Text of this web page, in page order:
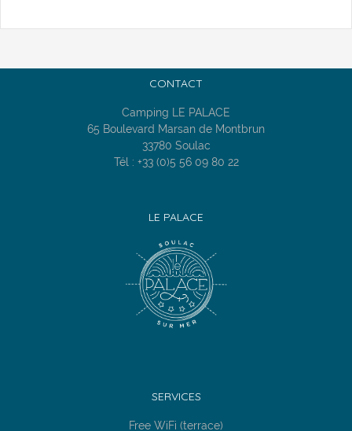
CONTACT
Camping LE PALACE
65 Boulevard Marsan de Montbrun
33780 Soulac
Tél : +33 (0)5 56 09 80 22
LE PALACE
SERVICES
Free WiFi (terrace)